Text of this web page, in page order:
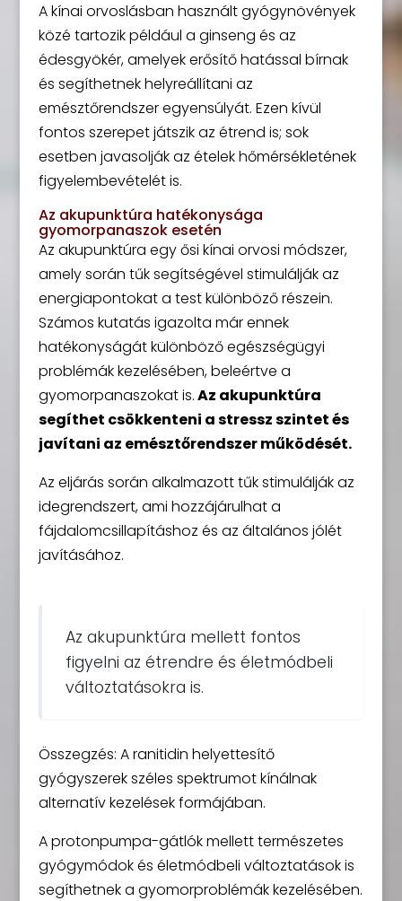
A kínai orvoslásban használt gyógynövények
közé tartozik például a ginseng és az
édesgyökér, amelyek erősítő hatással bírnak
és segíthetnek helyreállítani az
emésztőrendszer egyensúlyát. Ezen kívül
fontos szerepet játszik az étrend is; sok
esetben javasolják az ételek hőmérsékletének
figyelembevételét is.
Az akupunktúra hatékonysága
gyomorpanaszok esetén
Az akupunktúra egy ősi kínai orvosi módszer,
amely során tűk segítségével stimulálják az
energiapontokat a test különböző részein.
Számos kutatás igazolta már ennek
hatékonyságát különböző egészségügyi
problémák kezelésében, beleértve a
gyomorpanaszokat is.Az akupunktúra
segíthet csökkenteni a stressz szintet és
javítani az emésztőrendszer működését.
Az eljárás során alkalmazott tűk stimulálják az
idegrendszert, ami hozzájárulhat a
fájdalomcsillapításhoz és az általános jólét
javításához.
Az akupunktúra mellett fontos
figyelni az étrendre és életmódbeli
változtatásokra is.
Összegzés: A ranitidin helyettesítő
gyógyszerek széles spektrumot kínálnak
alternatív kezelések formájában.
A protonpumpa-gátlók mellett természetes
gyógymódok és életmódbeli változtatások is
segíthetnek a gyomorproblémák kezelésében.